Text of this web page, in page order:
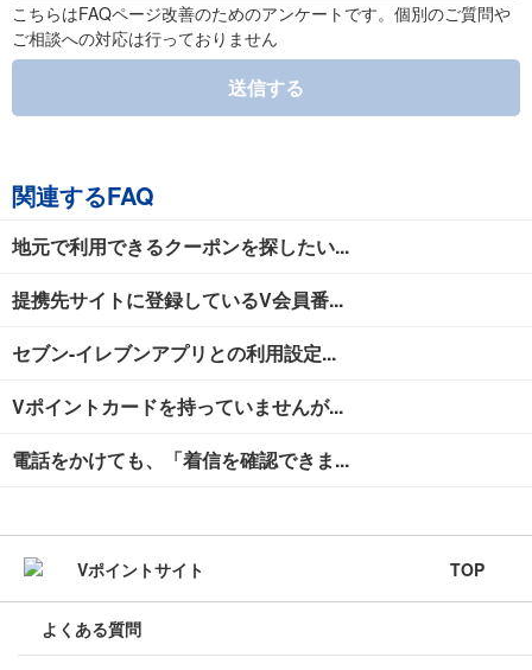
こちらはFAQページ改善のためのアンケートです。個別のご質問や
ご相談への対応は行っておりません
送信する
関連するFAQ
地元で利用できるクーポンを探したい...
提携先サイトに登録しているV会員番...
セブン-イレブンアプリとの利用設定...
Vポイントカードを持っていませんが...
電話をかけても、「着信を確認できま...
TOP
よくある質問